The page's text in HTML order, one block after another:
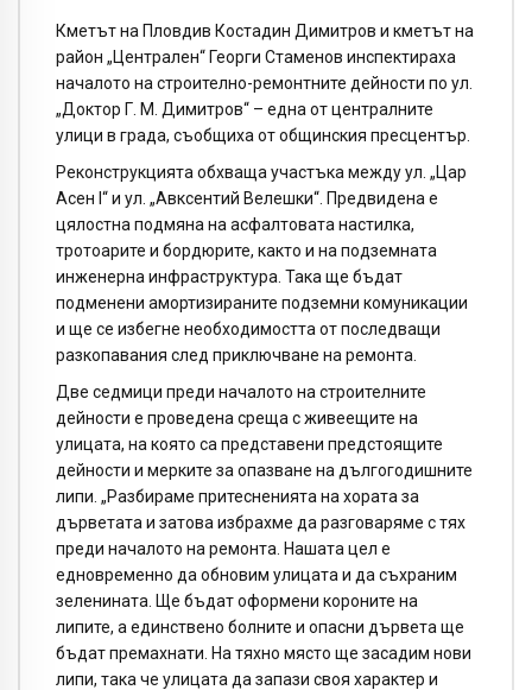
Кметът на Пловдив Костадин Димитров и кметът на
район „Централен“ Георги Стаменов инспектираха
началото на строително-ремонтните дейности по ул.
„Доктор Г. М. Димитров“ – една от централните
улици в града, съобщиха от общинския пресцентър.
Реконструкцията обхваща участъка между ул. „Цар
Асен I“ и ул. „Авксентий Велешки“. Предвидена е
цялостна подмяна на асфалтовата настилка,
тротоарите и бордюрите, както и на подземната
инженерна инфраструктура. Така ще бъдат
подменени амортизираните подземни комуникации
и ще се избегне необходимостта от последващи
разкопавания след приключване на ремонта.
Две седмици преди началото на строителните
дейности е проведена среща с живеещите на
улицата, на която са представени предстоящите
дейности и мерките за опазване на дългогодишните
липи. „Разбираме притесненията на хората за
дърветата и затова избрахме да разговаряме с тях
преди началото на ремонта. Нашата цел е
едновременно да обновим улицата и да съхраним
зеленината. Ще бъдат оформени короните на
липите, а единствено болните и опасни дървета ще
бъдат премахнати. На тяхно място ще засадим нови
липи, така че улицата да запази своя характер и